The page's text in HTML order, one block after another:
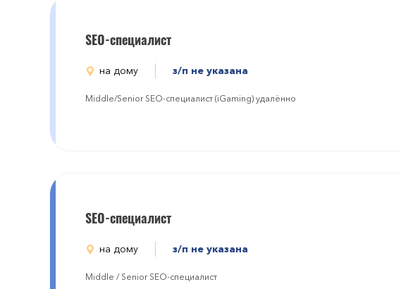
SEO-специалист
на дому з/п не указана
Middle/Senior SEO-специалист (iGaming) удалённо
SEO-специалист
на дому з/п не указана
Middle / Senior SEO-специалист